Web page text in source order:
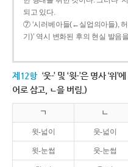
되고 있다.
⑦ ‘시러베아들(←실업의아들),
기)’ 역시 변화된 후의 현실 발음
제12항 ‘웃-’ 및 ‘윗-’은 명사 ‘위
어로 삼고, ㄴ을 버림.)
ㄱ ㄴ
윗-넓이 웃-넓이
윗-눈썹 웃-눈썹